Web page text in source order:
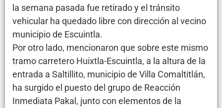
la semana pasada fue retirado y el tránsito
vehicular ha quedado libre con dirección al vecino
municipio de Escuintla.
Por otro lado, mencionaron que sobre este mismo
tramo carretero Huixtla-Escuintla, a la altura de la
entrada a Saltillito, municipio de Villa Comaltitlán,
ha surgido el puesto del grupo de Reacción
Inmediata Pakal, junto con elementos de la